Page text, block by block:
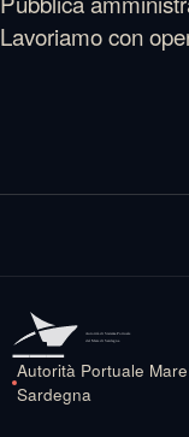
Lavoriamo con
Autorità Portuale
Sardegna